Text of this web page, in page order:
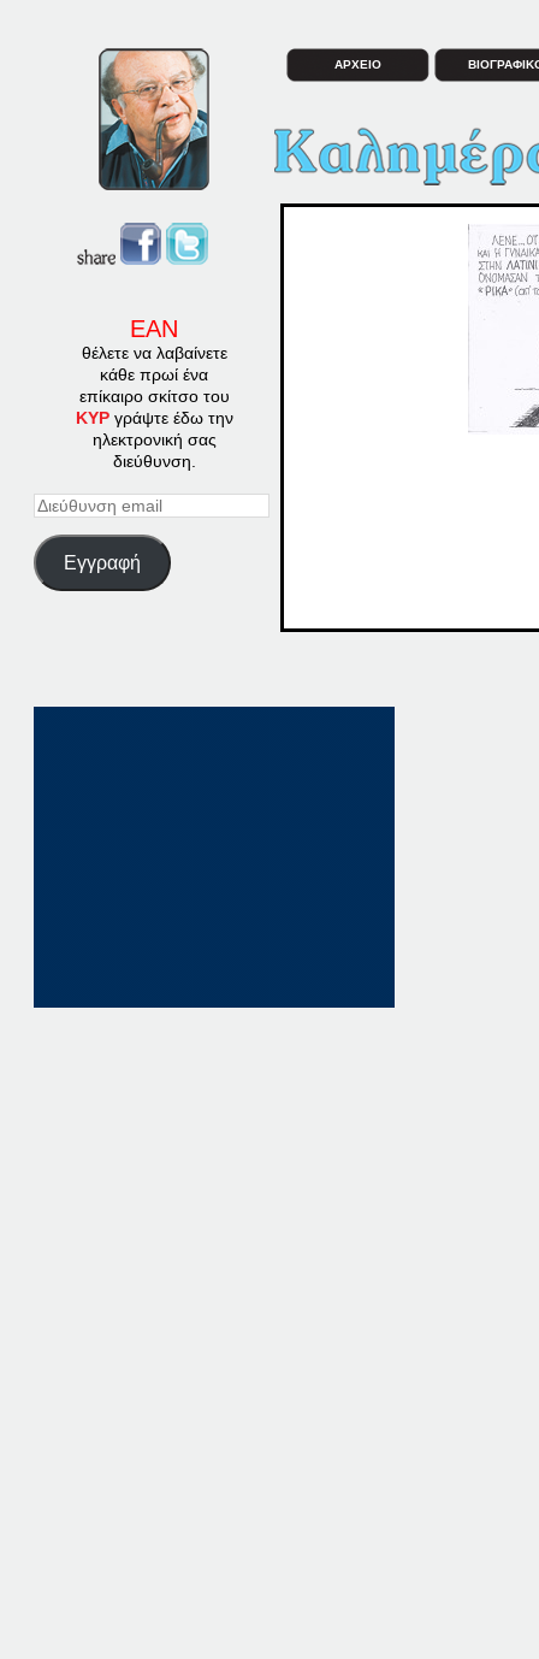
ΕΑΝ
θέλετε να λαβαίνετε
κάθε πρωί ένα
επίκαιρο σκίτσο του
ΚΥΡγράψτε έδω την
ηλεκτρονική σας
διεύθυνση.
Διεύθυνση
Εγγραφή
ΑΡΧΕΙΟ